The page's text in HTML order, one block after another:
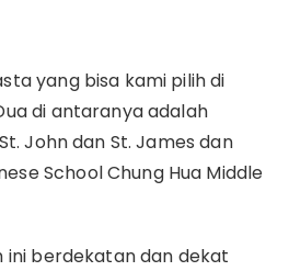
yang bisa kami pilih di
di antaranya adalah
John dan St. James dan
School Chung Hua Middle
ini berdekatan dan dekat